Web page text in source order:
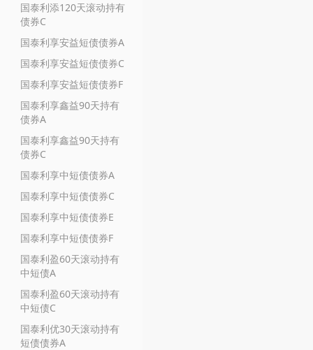
国泰利添120天滚动持有
债券C
国泰利享安益短债债券A
国泰利享安益短债债券C
国泰利享安益短债债券F
国泰利享鑫益90天持有
债券A
国泰利享鑫益90天持有
债券C
国泰利享中短债债券A
国泰利享中短债债券C
国泰利享中短债债券E
国泰利享中短债债券F
国泰利盈60天滚动持有
中短债A
国泰利盈60天滚动持有
中短债C
国泰利优30天滚动持有
短债债券A